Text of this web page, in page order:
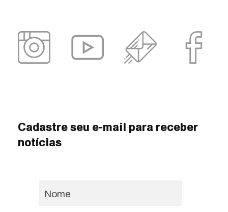
Cadastre seu e-mail para receber
notícias